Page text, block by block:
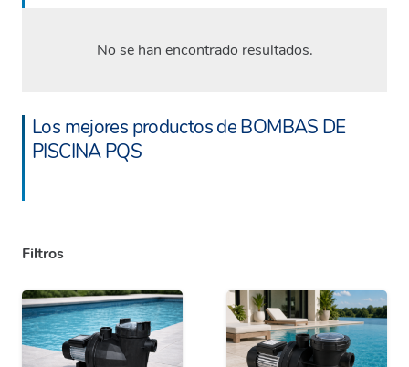
No se han encontrado resultados.
Los mejores productos de BOMBAS DE
PISCINA PQS
Filtros